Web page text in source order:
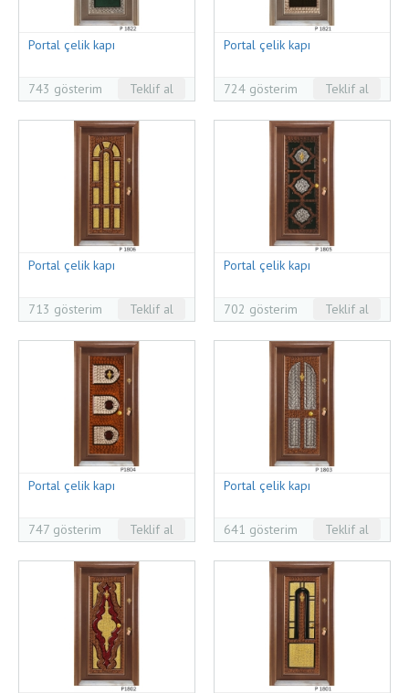
Portal çelik kapı
743 gösterim Teklif al
Portal çelik kapı
724 gösterim Teklif al
Portal çelik kapı
713 gösterim Teklif al
Portal çelik kapı
702 gösterim Teklif al
Portal çelik kapı
747 gösterim Teklif al
Portal çelik kapı
641 gösterim Teklif al